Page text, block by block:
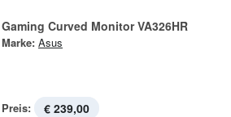
Gaming Curved Monitor VA326HR
Marke: Asus
Preis: € 239,00